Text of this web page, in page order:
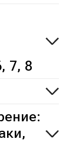
7, 8